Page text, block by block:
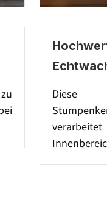
Diese